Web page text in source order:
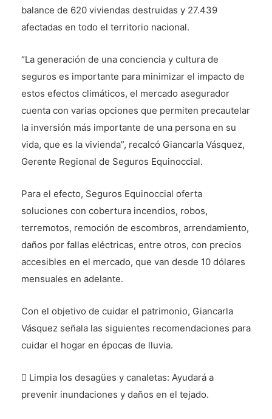
balance de 620 viviendas destruidas y 27.439
afectadas en todo el territorio nacional.
“La generación de una conciencia y cultura de
seguros es importante para minimizar el impacto de
estos efectos climáticos, el mercado asegurador
cuenta con varias opciones que permiten precautelar
la inversión más importante de una persona en su
vida, que es la vivienda”, recalcó Giancarla Vásquez,
Gerente Regional de Seguros Equinoccial.
Para el efecto, Seguros Equinoccial oferta
soluciones con cobertura incendios, robos,
terremotos, remoción de escombros, arrendamiento,
daños por fallas eléctricas, entre otros, con precios
accesibles en el mercado, que van desde 10 dólares
mensuales en adelante.
Con el objetivo de cuidar el patrimonio, Giancarla
Vásquez señala las siguientes recomendaciones para
cuidar el hogar en épocas de lluvia.
 Limpia los desagües y canaletas: Ayudará a
prevenir inundaciones y daños en el tejado.